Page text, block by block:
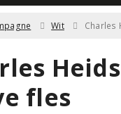
Wit Charles
fles